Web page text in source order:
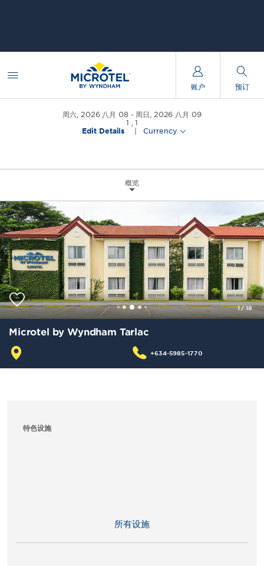
账户 预订
周六, 2026 八月 08
周日, 2026 八月 09
1 ,1
Edit Details
Currency
概览
1/18
Microtel by Wyndham Tarlac
+634-5985-1770
特色设施
所有设施